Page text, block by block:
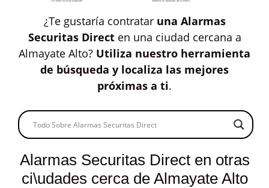
¿Te gustaría contratar una Alarmas
Securitas Directen una ciudad cercana a
Almayate Alto? Utiliza nuestro herramienta
de búsqueda y localiza las mejores
próximas a ti.
Alarmas Securitas Direct en otras
ci\udades cerca de Almayate Alto